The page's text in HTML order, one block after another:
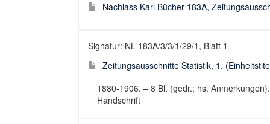
Nachlass Karl Bücher 183A,
Signatur: NL 183A/3/3/1/29/1, Blatt 1
Zeitungsausschnitte Statistik, 1.
1880-1906. – 8 Bl. (gedr.; hs.
Handschrift